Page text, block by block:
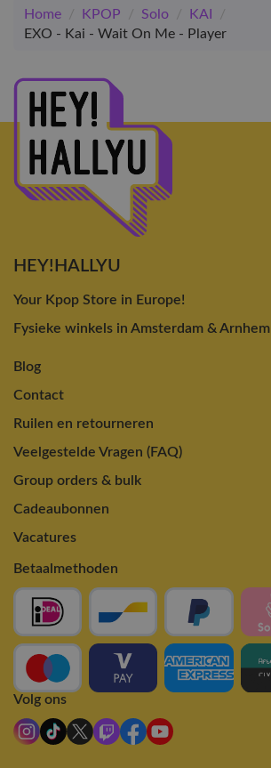
Home / KPOP / Solo / KAI
/
EXO - Kai - Wait On Me - Player
HEY!HALLYU
Your Kpop Store in Europe!
Fysieke winkels in Amsterdam & Arnhem
Blog
Contact
Ruilen en retourneren
Veelgestelde Vragen (FAQ)
Group orders & bulk
Cadeaubonnen
Vacatures
Betaalmethoden
Volg ons